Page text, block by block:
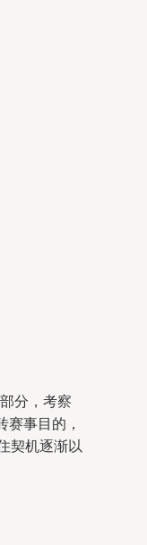
分，考察
事目的，
契机逐渐以